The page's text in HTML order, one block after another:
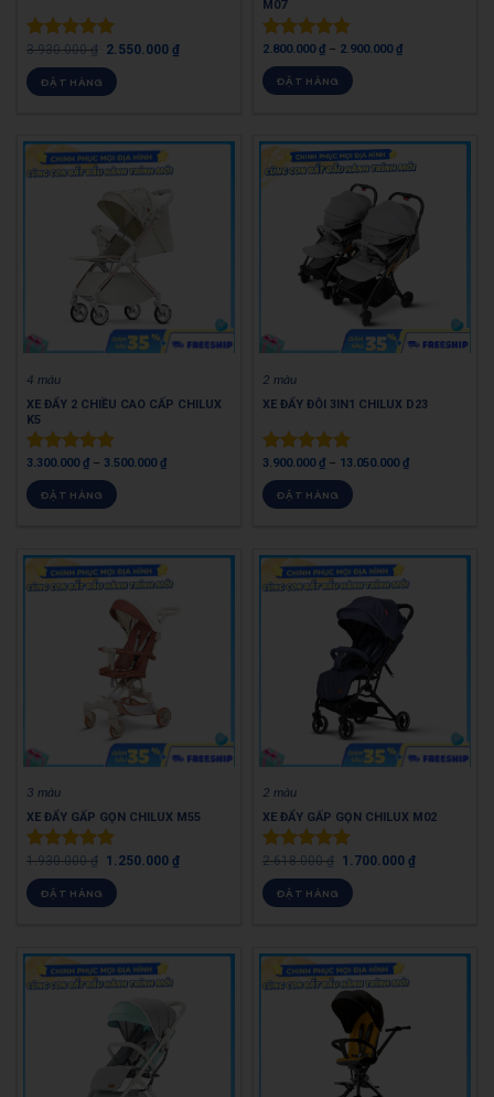
Được xếp
hạng5.00
5 sao
3.930.000₫ 2.550.000 ₫
ĐẶT HÀNG
M07
Được xếp
hạng5.00
5 sao
2.800.000₫ – 2.900.000₫
ĐẶT HÀNG
4 màu
XE ĐẨY 2 CHIỀU CAO CẤP CHILUX
K5
Được xếp
hạng5.00
5 sao
3.300.000₫ – 3.500.000₫
ĐẶT HÀNG
2 màu
XE ĐẨY ĐÔI 3IN1 CHILUX D23
Được xếp
hạng5.00
5 sao
3.900.000₫ – 13.050.000₫
ĐẶT HÀNG
3 màu
XE ĐẨY GẤP GỌN CHILUX M55
Được xếp
hạng5.00
5 sao
1.930.000₫ 1.250.000 ₫
ĐẶT HÀNG
2 màu
XE ĐẨY GẤP GỌN CHILUX M02
Được xếp
hạng5.00
5 sao
2.618.000₫ 1.700.000 ₫
ĐẶT HÀNG